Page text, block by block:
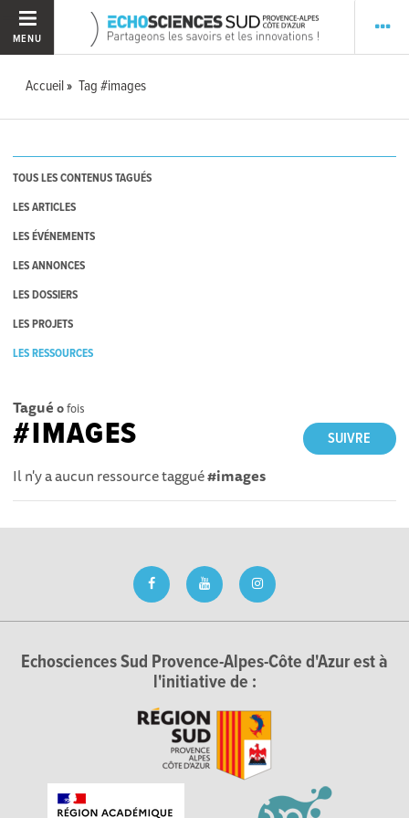
MENU
Accueil Tag #images
TOUS LES CONTENUS TAGUÉS
LES ARTICLES
LES ÉVÉNEMENTS
LES ANNONCES
LES DOSSIERS
LES PROJETS
LES RESSOURCES
Tagué 0fois
SUIVRE
#IMAGES
Il n'y a aucun ressource taggué#images
Echosciences Sud Provence-Alpes-Côte d'Azur est à
l'initiative de :